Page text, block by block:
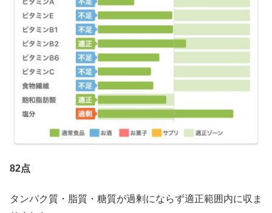
82点
タンパク質・脂質・糖質が過剰にならず適正範囲内に収ま